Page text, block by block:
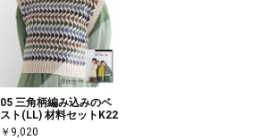
05 三角柄編み込みのベ
スト(LL) 材料セットK22
￥9,020